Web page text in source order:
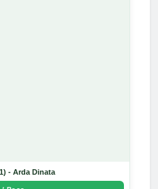
- Arda Dinata